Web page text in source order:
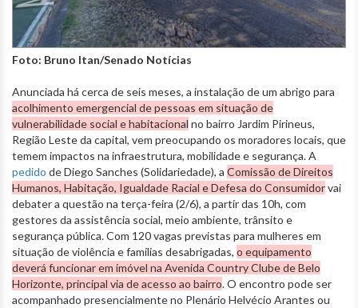
Foto: Bruno Itan/Senado Notícias
Anunciada há cerca de seis meses, a instalação de um abrigo para
acolhimento emergencial de pessoas em situação de
vulnerabilidade social e habitacional no bairro Jardim Pirineus,
Região Leste da capital, vem preocupando os moradores locais, que
temem impactos na infraestrutura, mobilidade e segurança. A
pedido de Diego Sanches (Solidariedade), a Comissão de Direitos
Humanos, Habitação, Igualdade Racial e Defesa do Consumidorvai
debater a questão na terça-feira (2/6), a partir das 10h, com
gestores da assistência social, meio ambiente, trânsito e
segurança pública. Com 120 vagas previstas para mulheres em
situação de violência e famílias desabrigadas, o equipamento
deverá funcionar em imóvel na Avenida Country Clube de Belo
Horizonte, principal via de acesso ao bairro. O encontro pode ser
acompanhado presencialmente no Plenário Helvécio Arantes ou